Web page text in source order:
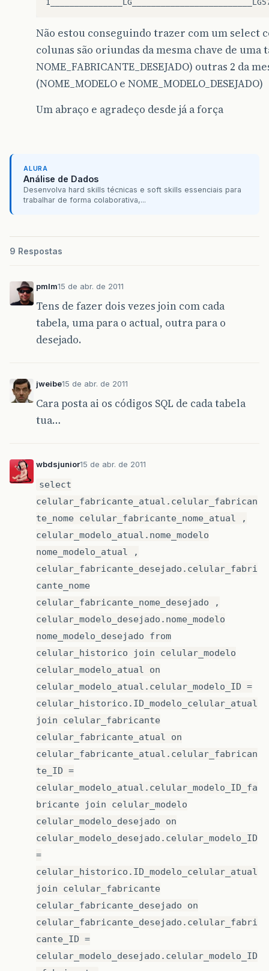
Não estou conseguindo trazer com um select
colunas são oriundas da mesma chave de uma
NOME_FABRICANTE_DESEJADO) outras 2 da
(NOME_MODELO e NOME_MODELO_DESEJADO)
Um abraço e agradeço desde já a força
ALURA
Análise de Dados
Desenvolva hard skills técnicas e soft skills essenciais para
trabalhar de forma colaborativa,...
9 Respostas
pmlm15 de abr. de 2011
Tens de fazer dois vezes join com cada
tabela, uma para o actual, outra para o
desejado.
jweibe15 de abr. de 2011
Cara posta ai os códigos SQL de cada tabela
tua…
wbdsjunior15 de abr. de 2011
select
celular_fabricante_atual.celular_fabrican
te_nome celular_fabricante_nome_atual ,
celular_modelo_atual.nome_modelo
nome_modelo_atual ,
celular_fabricante_desejado.celular_fabri
cante_nome
celular_fabricante_nome_desejado ,
celular_modelo_desejado.nome_modelo
nome_modelo_desejado from
celular_historico join celular_modelo
celular_modelo_atual on
celular_modelo_atual.celular_modelo_ID =
celular_historico.ID_modelo_celular_atual
join celular_fabricante
celular_fabricante_atual on
celular_fabricante_atual.celular_fabrican
te_ID =
celular_modelo_atual.celular_modelo_ID_fa
bricante join celular_modelo
celular_modelo_desejado on
celular_modelo_desejado.celular_modelo_ID
=
celular_historico.ID_modelo_celular_atual
join celular_fabricante
celular_fabricante_desejado on
celular_fabricante_desejado.celular_fabri
cante_ID =
celular_modelo_desejado.celular_modelo_ID